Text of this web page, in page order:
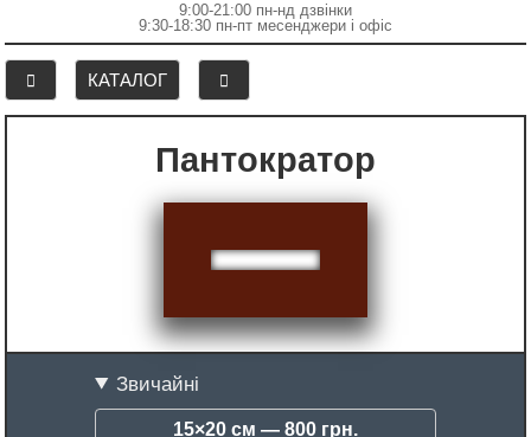
9:00-21:00 пн-нд дзвінки
9:30-18:30 пн-пт месенджери і офіс
КАТАЛОГ
Пантократор
Звичайні
15×20 см — 800 грн.